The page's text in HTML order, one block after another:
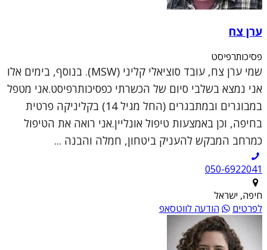
ערן צח
פסיכותרפיסט
שמי ערן צח, עובד סוציאלי קליני (MSW). בנוסף, בימים אלו
אני נמצא בשלבי סיום של הכשרתי כפסיכותרפיסט.אני מטפל
במבוגרים ובמתבגרים (החל מגיל 14) בקליניקה פרטית
בחיפה, וכן באמצעות טיפול אונליין.אני רואה את הטיפול
כמרחב המבקש להעניק ביטחון, חמלה והבנה ...
050-6922041
חיפה, ישראל
לפרטים
הודעה לווטסאפ